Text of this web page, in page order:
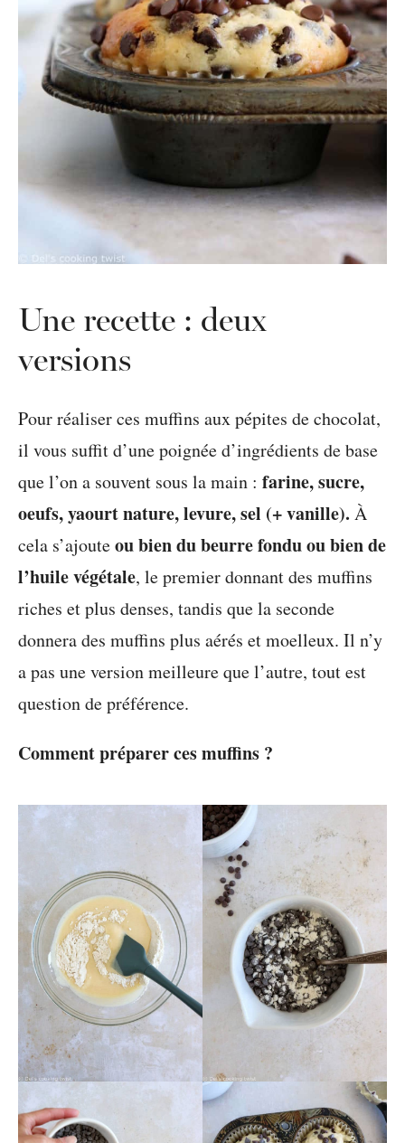
Une recette : deux
versions
Pour réaliser ces muffins aux pépites de chocolat,
il vous suffit d’une poignée d’ingrédients de base
que l’on a souvent sous la main : farine, sucre,
oeufs, yaourt nature, levure, sel (+ vanille). À
cela s’ajouteou bien du beurre fondu ou bien de
l’huile végétale, le premier donnant des muffins
riches et plus denses, tandis que la seconde
donnera des muffins plus aérés et moelleux. Il n’y
a pas une version meilleure que l’autre, tout est
question de préférence.
Comment préparer ces muffins ?